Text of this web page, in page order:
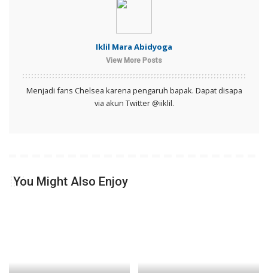
Iklil Mara Abidyoga
View More Posts
Menjadi fans Chelsea karena pengaruh bapak. Dapat disapa
via akun Twitter @iiklil.
You Might Also Enjoy